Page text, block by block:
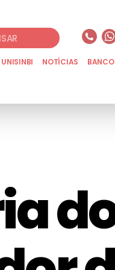
UNISINBI NOTÍCIAS